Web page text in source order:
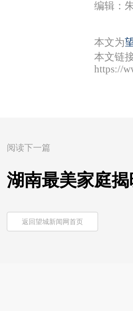
编辑：
本文为
本文链
https://
阅读下一篇
湖南最美家庭
返回望城新闻网首页